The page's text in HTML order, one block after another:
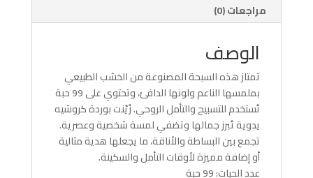
مراجعات (0)
الوصف
تمتاز هذه السبحة المصنوعة من الخشب الطبيعي
بملمسها الناعم ولونها الدافئ، وتحتوي على 99 حبة
تُستخدم للتسبيح والتأمل الروحي. زُيّنت بوردة كروشيه
يدوية تُبرز جمالها وتضفي لمسة شخصية وعصرية.
تجمع بين البساطة والأناقة، ما يجعلها هدية مثالية
أو إضافة مميزة لأوقات التأمل والسكينة.
عدد الحبات: 99 حبة